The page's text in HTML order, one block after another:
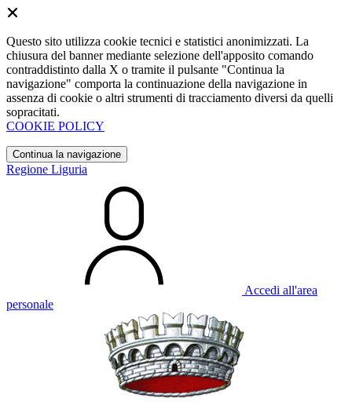
Questo sito utilizza cookie tecnici e statistici anonimizzati. La
chiusura del banner mediante selezione dell'apposito comando
contraddistinto dalla X o tramite il pulsante "Continua la
navigazione" comporta la continuazione della navigazione in
assenza di cookie o altri strumenti di tracciamento diversi da quelli
sopracitati.
COOKIE POLICY
Continua la navigazione
Regione Liguria
Accedi all'area
personale